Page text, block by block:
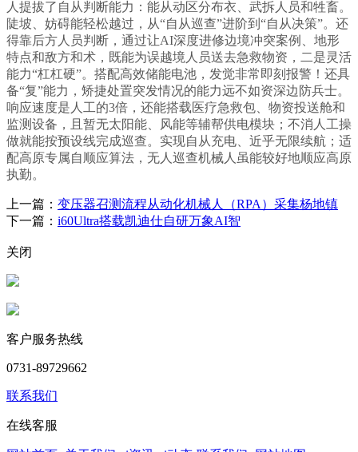
人提拔了自从判断能力：能从动区分布衣、武拆人员和牲畜。
陡坡、妨碍能轻松越过，从“自从巡查”进阶到“自从决策”。还
得靠后方人员判断，通过让AI深度进修边境冲突案例、地形
特点和敌方和术，既能为误越境人员送去急救物资，二是灵活
能力“杠杠硬”。搭配高效储能电池，发觉非常即刻报警！还具
备“复”能力，矫捷处置突发情况的能力远不如资深边防兵士。
响应速度是人工的3倍，还能搭载医疗急救包、物资投送舱和
监测设备，且暂无太阳能、风能等辅帮供电模块；不消人工操
做就能按预设线完成巡查。实现自从充电、近乎无限续航；适
配高原专属自顺应算法，无人巡查机械人虽能较好地顺应高原
执勤。
上一篇： 变压器召测流程从动化机械人（RPA）采集杨地镇
下一篇： i60Ultra搭载凯迪仕自研万象AI智
关闭
客户服务热线
0731-89729662
联系我们
在线客服